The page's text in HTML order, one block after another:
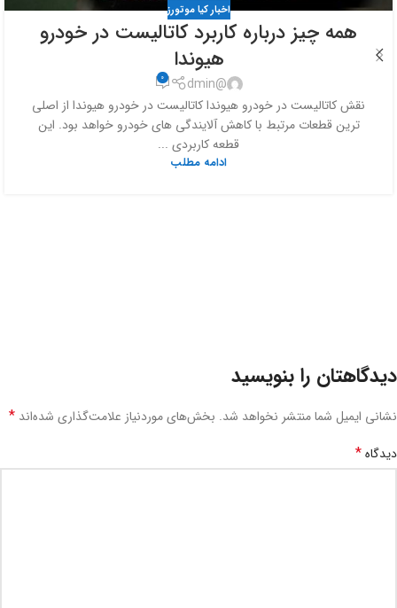
اخبار کیا موتورز
همه چیز درباره کاربرد کاتالیست در خودرو
هیوندا
@dmin
0
نقش کاتالیست در خودرو هیوندا کاتالیست در خودرو هیوندا از اصلی
ترین قطعات مرتبط با کاهش آلایندگی های خودرو خواهد بود. این
قطعه کاربردی ...
ادامه مطلب
دیدگاهتان را بنویسید
نشانی ایمیل شما منتشر نخواهد شد. بخش‌های موردنیاز علامت‌گذاری شده‌اند *
دیدگاه*